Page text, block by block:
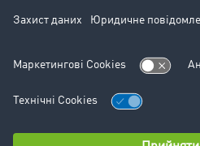
Загальні Умови Користування